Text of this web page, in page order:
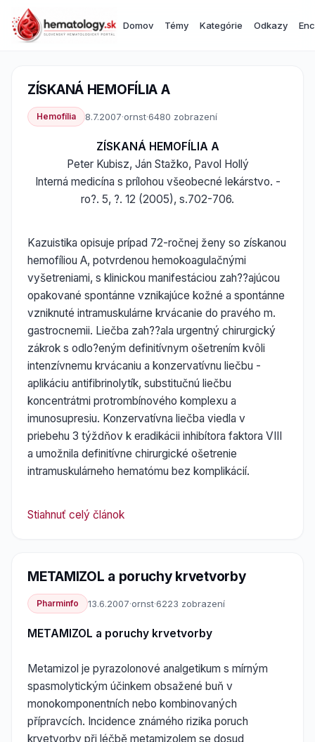
Domov Témy Kategórie Odkazy
ZÍSKANÁ HEMOFÍLIA A
Hemofília 8.7.2007·ornst·6480 zobrazení
ZÍSKANÁ HEMOFÍLIA A
Peter Kubisz, Ján Stažko, Pavol Hollý
Interná medicína s prílohou všeobecné lekárstvo. -
ro?. 5, ?. 12 (2005), s.702-706.
Kazuistika opisuje prípad 72-ročnej ženy so získanou
hemofíliou A, potvrdenou hemokoagulačnými
vyšetreniami, s klinickou manifestáciou zah??ajúcou
opakované spontánne vznikajúce kožné a spontánne
vzniknuté intramuskulárne krvácanie do pravého m.
gastrocnemii. Liečba zah??ala urgentný chirurgický
zákrok s odlo?eným definitívnym ošetrením kvôli
intenzívnemu krvácaniu a konzervatívnu liečbu -
aplikáciu antifibrinolytík, substitučnú liečbu
koncentrátmi protrombínového komplexu a
imunosupresiu. Konzervatívna liečba viedla v
priebehu 3 týždňov k eradikácii inhibítora faktora VIII
a umožnila definitívne chirurgické ošetrenie
intramuskulárneho hematómu bez komplikácií.
Stiahnuť celý článok
METAMIZOL a poruchy krvetvorby
Pharminfo 13.6.2007·ornst·6223 zobrazení
METAMIZOL a poruchy krvetvorby
Metamizol je pyrazolonové analgetikum s mírným
spasmolytickým účinkem obsažené buň v
monokomponentních nebo kombinovaných
přípravcích. Incidence známého rizika poruch
krvetvorby při léčbě metamizolem se dosud